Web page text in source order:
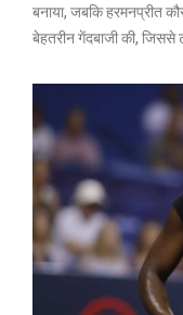
बनाया, जबकि हरमनप्रीत
बेहतरीन गेंदबाजी की, जिससे